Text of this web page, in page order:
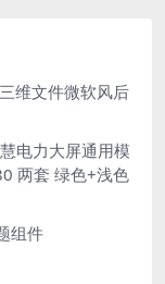
维文件微软风后
电力大屏通用模
两套 绿色+浅色
组件